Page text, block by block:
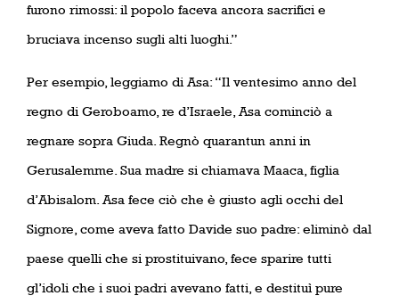
furono rimossi: il popolo faceva ancora sacrifici e
bruciava incenso sugli alti luoghi.”
Per esempio, leggiamo di Asa: “Il ventesimo anno del
regno di Geroboamo, re d’Israele, Asa cominciò a
regnare sopra Giuda. Regnò quarantun anni in
Gerusalemme. Sua madre si chiamava Maaca, figlia
d’Abisalom. Asa fece ciò che è giusto agli occhi del
Signore, come aveva fatto Davide suo padre: eliminò dal
paese quelli che si prostituivano, fece sparire tutti
gl’idoli che i suoi padri avevano fatti, e destituì pure